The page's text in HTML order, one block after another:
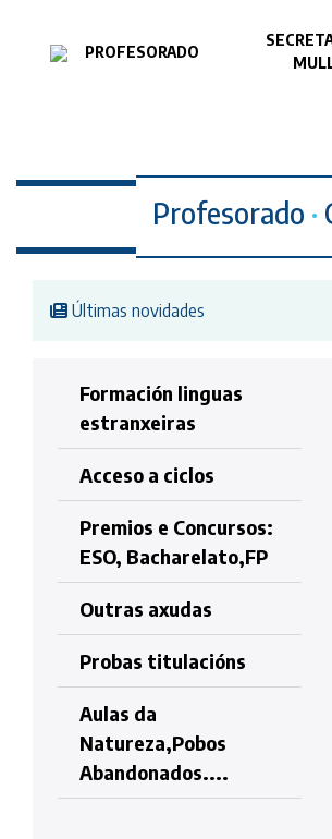
PROFESORADO
Profesorado ·
Últimas novidades
Formación linguas
estranxeiras
Acceso a ciclos
Premios e Concursos:
ESO, Bacharelato,FP
Outras axudas
Probas titulacións
Aulas da
Natureza,Pobos
Abandonados....